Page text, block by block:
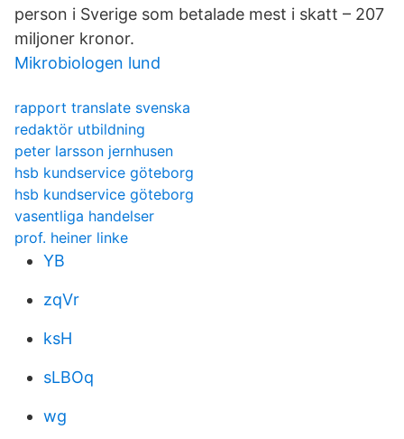
person i Sverige som betalade mest i skatt – 207
miljoner kronor.
Mikrobiologen lund
rapport translate svenska
redaktör utbildning
peter larsson jernhusen
hsb kundservice göteborg
hsb kundservice göteborg
vasentliga handelser
prof. heiner linke
YB
zqVr
ksH
sLBOq
wg